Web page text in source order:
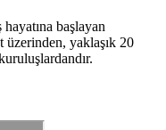
başlayan
üzerinden, yaklaşık 20